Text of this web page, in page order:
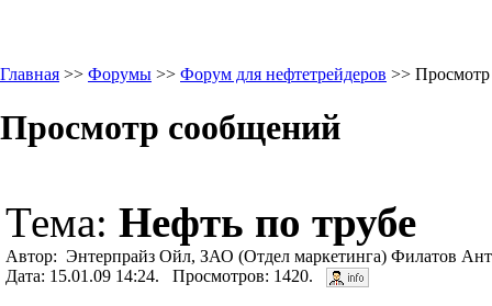
Главная >> Форумы >> Форум для нефтетрейдеров >>
Просмотр сообщений
Тема: Нефть по трубе
Автор: Энтерпрайз Ойл, ЗАО (Отдел маркетинга) Филатов
Дата: 15.01.09 14:24. Просмотров: 1420.